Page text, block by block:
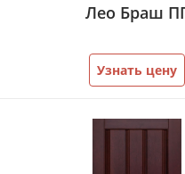
Лео Браш
Узнать цену